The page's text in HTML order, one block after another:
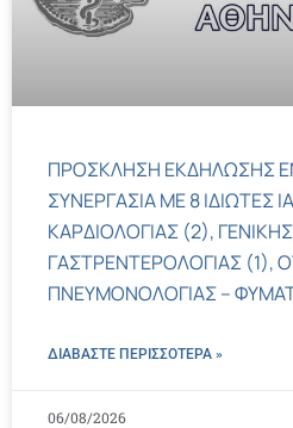
ΠΡΟΣΚΛΗΣΗ ΕΚΔΗΛΩΣΗΣ
ΣΥΝΕΡΓΑΣΙΑ ΜΕ 8 ΙΔΙΩΤΕΣ
ΚΑΡΔΙΟΛΟΓΙΑΣ (2),
ΓΑΣΤΡΕΝΤΕΡΟΛΟΓΙΑΣ (1),
ΠΝΕΥΜΟΝΟΛΟΓΙΑΣ –
ΔΙΑΒΑΣΤΕ ΠΕΡΙΣΣΌΤΕΡΑ »
06/08/2026